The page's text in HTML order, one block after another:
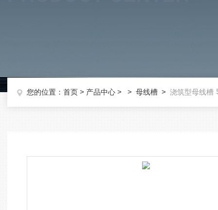
您的位置： 首页 > 产品中心 > > 母线槽 > 浇筑型母线槽